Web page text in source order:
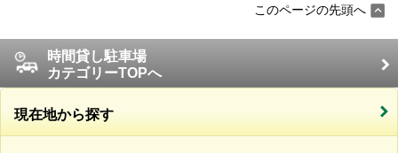
このページの先頭へ
時間貸し駐車場
カテゴリーTOPへ
現在地から探す